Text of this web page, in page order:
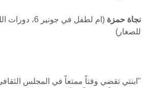
نجاة حمزة
(ام لطفل في جونير
للصغار)
"ابنتي تقضي وقتاً ممتعاً في المجلس